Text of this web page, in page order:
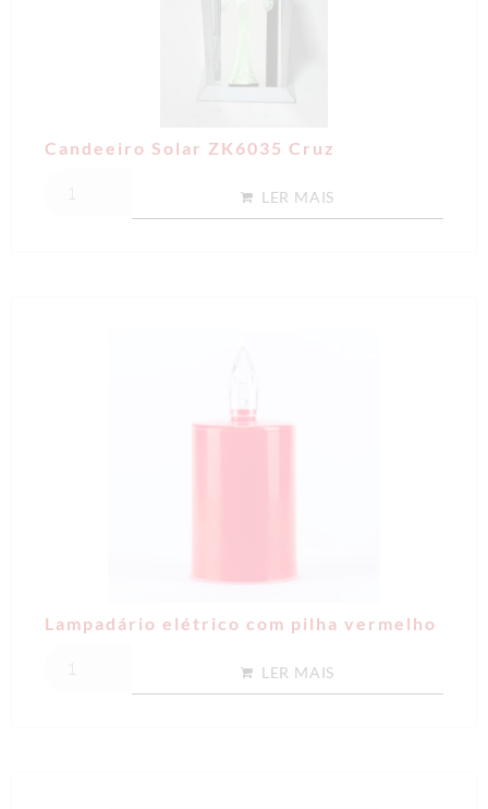
Candeeiro Solar ZK6035 Cruz
LER MAIS
Lampadário elétrico com pilha vermelho
LER MAIS